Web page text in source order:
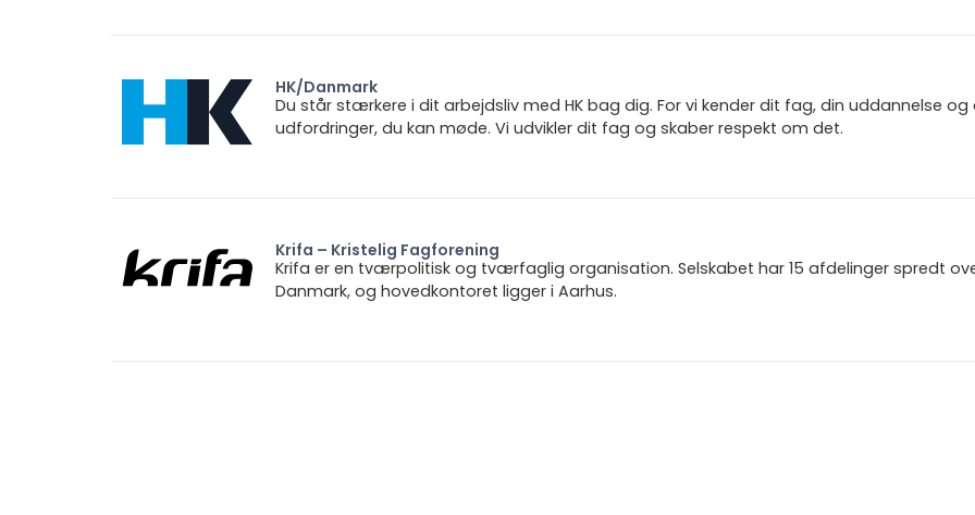
HK/Danmark
Du står stærkere i dit arbejdsliv med HK bag dig. For vi kender dit fag, din uddannelse og
udfordringer, du kan møde. Vi udvikler dit fag og skaber respekt om det.
Krifa – Kristelig Fagforening
Krifa er en tværpolitisk og tværfaglig organisation. Selskabet har 15 afdelinger spredt
Danmark, og hovedkontoret ligger i Aarhus.